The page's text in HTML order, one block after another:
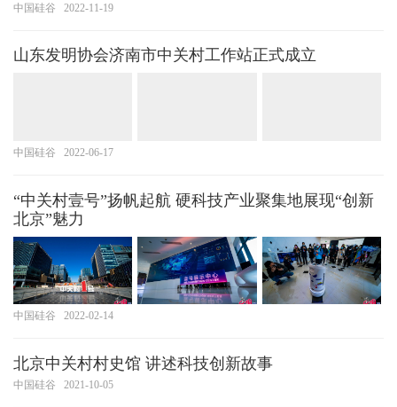
中国硅谷 2022-11-19
山东发明协会济南市中关村工作站正式成立
中国硅谷 2022-06-17
“中关村壹号”扬帆起航 硬科技产业聚集地展现“创新
北京”魅力
中国硅谷 2022-02-14
北京中关村村史馆 讲述科技创新故事
中国硅谷 2021-10-05